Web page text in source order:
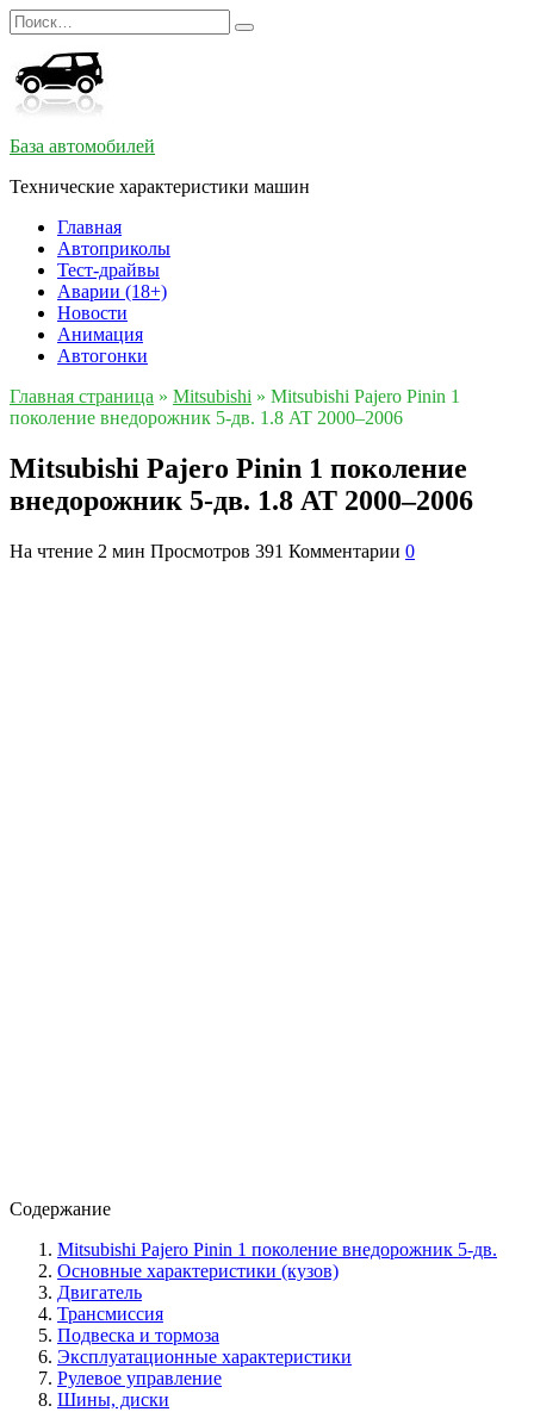
Перейти
к
содержанию
Search
for:
База автомобилей
Технические характеристики машин
Главная
Автоприколы
Тест-драйвы
Аварии (18+)
Новости
Анимация
Автогонки
Главная страница » Mitsubishi » Mitsubishi Pajero Pinin 1
поколение внедорожник 5-дв. 1.8 AT 2000–2006
Mitsubishi Pajero Pinin 1 поколение
внедорожник 5-дв. 1.8 AT 2000–2006
На чтение 2 мин Просмотров 391 Комментарии 0
Содержание
Mitsubishi Pajero Pinin 1 поколение внедорожник 5-дв.
Основные характеристики (кузов)
Двигатель
Трансмиссия
Подвеска и тормоза
Эксплуатационные характеристики
Рулевое управление
Шины, диски